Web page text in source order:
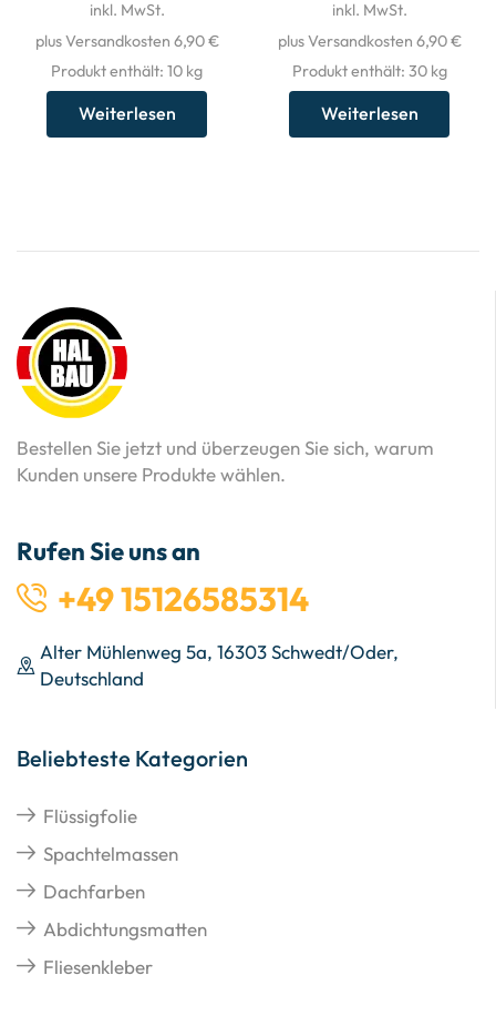
inkl. MwSt.
plus Versandkosten 6,90 €
Produkt enthält: 10 kg
Weiterlesen
inkl. MwSt.
plus Versandkosten 6,90 €
Produkt enthält: 30 kg
Weiterlesen
Bestellen Sie jetzt und überzeugen Sie sich, warum
Kunden unsere Produkte wählen.
Rufen Sie uns an
+49 15126585314
Alter Mühlenweg 5a, 16303 Schwedt/Oder,
Deutschland
Beliebteste Kategorien
Flüssigfolie
Spachtelmassen
Dachfarben
Abdichtungsmatten
Fliesenkleber